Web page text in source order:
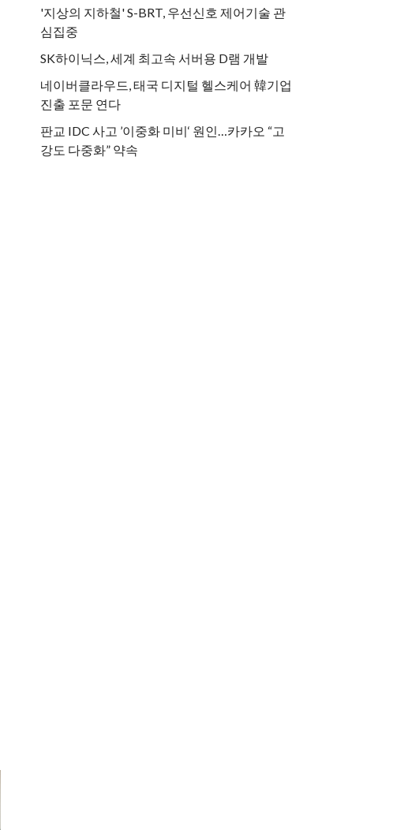
'지상의 지하철' S-BRT, 우선신호 제어기술 관
심집중
SK하이닉스, 세계 최고속 서버용 D램 개발
네이버클라우드, 태국 디지털 헬스케어 韓기업
진출 포문 연다
판교 IDC 사고 ’이중화 미비‘ 원인…카카오 “고
강도 다중화” 약속